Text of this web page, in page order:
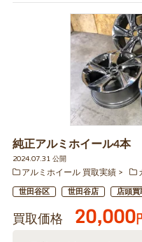
純正アルミホイール4
2024.07.31 公開
アルミホイール 買取実績
世田谷区 世田谷店 店頭買
買取価格 20,000